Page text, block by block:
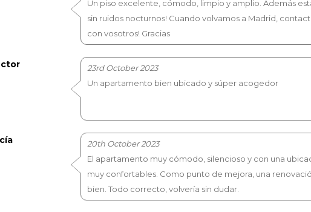
Un piso excelente, cómodo, limpio y amplio. Además
sin ruidos nocturnos! Cuando volvamos a Madrid,
con vosotros! Gracias
23rd October 2023
Un apartamento bien ubicado y súper acogedor
20th October 2023
El apartamento muy cómodo, silencioso y con una
muy confortables. Como punto de mejora, una
bien. Todo correcto, volvería sin dudar.